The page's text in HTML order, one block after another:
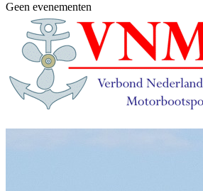
Geen evenementen